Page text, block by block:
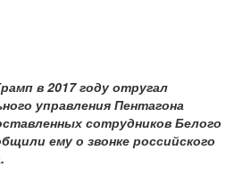
в 2017 году отругал
управления Пентагона
сотрудников Белого
ему о звонке российского